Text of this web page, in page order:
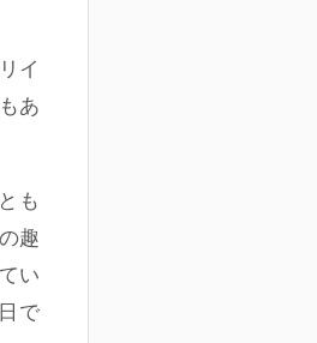
イ
あ
も
趣
い
で